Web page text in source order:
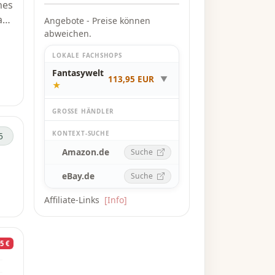
€
Angebote - Preise können
abweichen.
LOKALE FACHSHOPS
Fantasywelt
★
113,95 EUR ▼
GROSSE HÄNDLER
KONTEXT-SUCHE
Amazon.de Suche
eBay.de Suche
Affiliate-Links [Info]